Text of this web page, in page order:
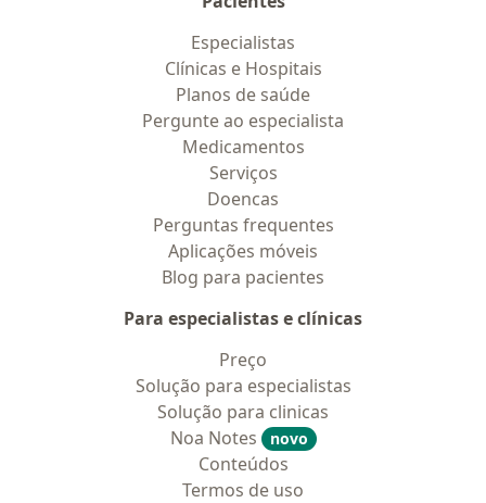
Especialistas
Clínicas e Hospitais
Planos de saúde
Pergunte ao especialista
Medicamentos
Serviços
Doencas
Perguntas frequentes
Aplicações móveis
Blog para pacientes
Para especialistas e clínicas
Preço
Solução para especialistas
Solução para clinicas
Noa Notes
novo
Conteúdos
Termos de uso